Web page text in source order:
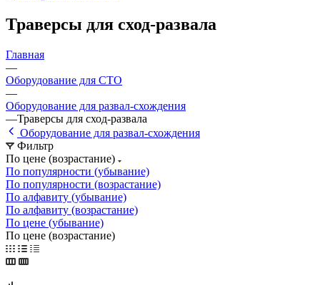
Траверсы для сход-развала
Главная
—
Оборудование для СТО
—
Оборудование для развал-схождения
—Траверсы для сход-развала
Оборудование для развал-схождения
Фильтр
По цене (возрастание)
По популярности (убывание)
По популярности (возрастание)
По алфавиту (убывание)
По алфавиту (возрастание)
По цене (убывание)
По цене (возрастание)